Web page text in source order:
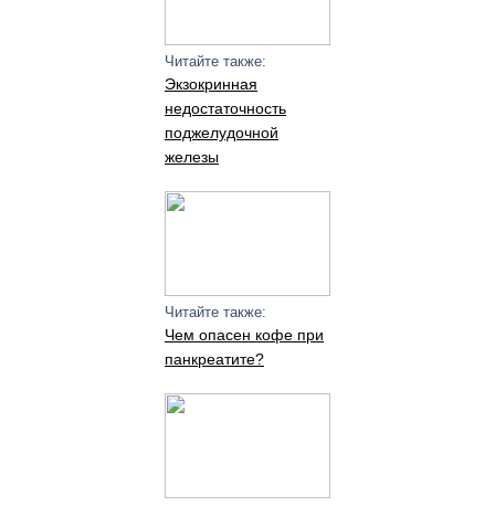
Читайте также:
Экзокринная
недостаточность
поджелудочной
железы
Читайте также:
Чем опасен кофе при
панкреатите?